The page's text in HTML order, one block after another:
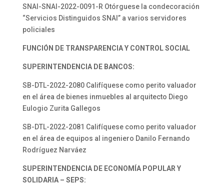
SNAI-SNAI-2022-0091-R Otórguese la condecoración
“Servicios Distinguidos SNAI” a varios servidores
policiales
FUNCIÓN DE TRANSPARENCIA Y CONTROL SOCIAL
SUPERINTENDENCIA DE BANCOS:
SB-DTL-2022-2080 Califíquese como perito valuador
en el área de bienes inmuebles al arquitecto Diego
Eulogio Zurita Gallegos
SB-DTL-2022-2081 Califíquese como perito valuador
en el área de equipos al ingeniero Danilo Fernando
Rodríguez Narváez
SUPERINTENDENCIA DE ECONOMÍA POPULAR Y
SOLIDARIA – SEPS: